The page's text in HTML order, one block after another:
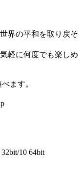
界の平和を取り戻そ
軽に何度でも楽しめ
ます。
10 64bit